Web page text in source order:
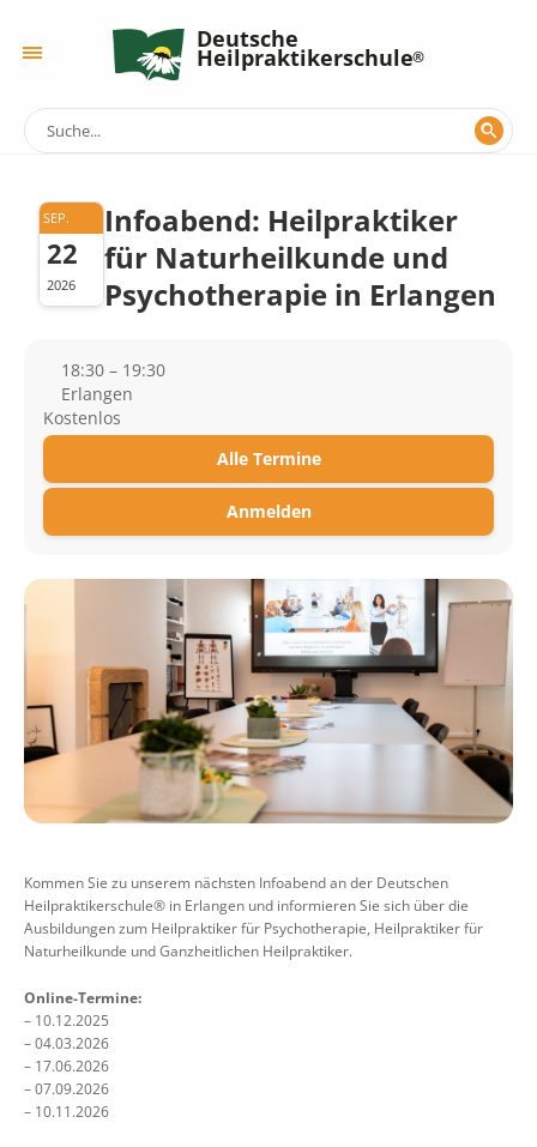
Deutsche
Heilpraktikerschule
SEP.
22
2026
Infoabend: Heilpraktiker
für Naturheilkunde und
Psychotherapie in Erlangen
18:30 – 19:30
Erlangen
Kostenlos
Alle Termine
Anmelden
Kommen Sie zu unserem nächsten Infoabend an der Deutschen
Heilpraktikerschule® in Erlangen und informieren Sie sich über die
Ausbildungen zum Heilpraktiker für Psychotherapie, Heilpraktiker für
Naturheilkunde und Ganzheitlichen Heilpraktiker.
Online-Termine:
– 10.12.2025
– 04.03.2026
– 17.06.2026
– 07.09.2026
– 10.11.2026